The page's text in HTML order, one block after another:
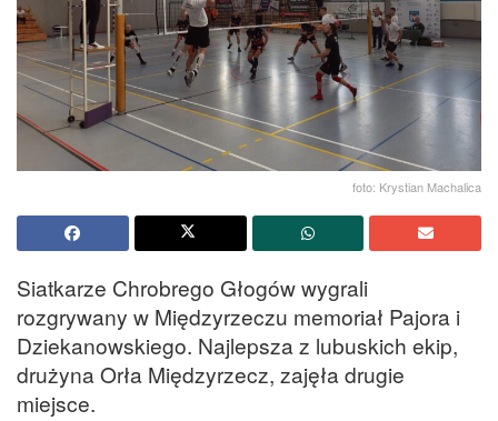
foto: Krystian Machalica
Siatkarze Chrobrego Głogów wygrali
rozgrywany w Międzyrzeczu memoriał Pajora i
Dziekanowskiego. Najlepsza z lubuskich ekip,
drużyna Orła Międzyrzecz, zajęła drugie
miejsce.